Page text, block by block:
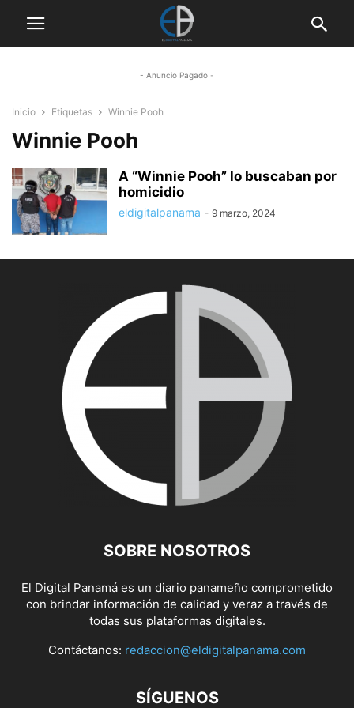
- Anuncio Pagado -
Inicio Etiquetas Winnie Pooh
Winnie Pooh
A “Winnie Pooh” lo buscaban por
homicidio
eldigitalpanama - 9 marzo, 2024
SOBRE NOSOTROS
El Digital Panamá es un diario panameño comprometido
con brindar información de calidad y veraz a través de
todas sus plataformas digitales.
Contáctanos: redaccion@eldigitalpanama.com
SÍGUENOS